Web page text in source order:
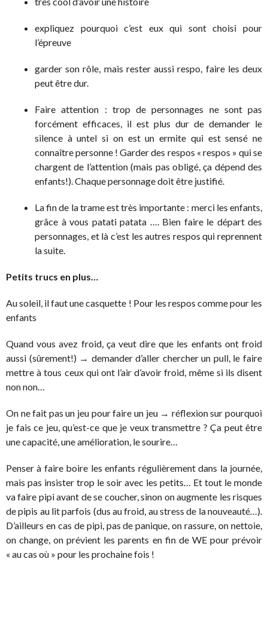
expliquez pourquoi c’est eux qui sont choisi pour
l’épreuve
garder son rôle, mais rester aussi respo, faire les deux
peut être dur.
Faire attention : trop de personnages ne sont pas
forcément efficaces, il est plus dur de demander le
silence à untel si on est un ermite qui est sensé ne
connaître personne ! Garder des respos « respos » qui se
chargent de l’attention (mais pas obligé, ça dépend des
enfants!). Chaque personnage doit être justifié.
La fin de la trame est très importante : merci les enfants,
grâce à vous patati patata …. Bien faire le départ des
personnages, et là c’est les autres respos qui reprennent
la suite.
Petits trucs en plus…
Au soleil, il faut une casquette ! Pour les respos comme pour les
enfants
Quand vous avez froid, ça veut dire que les enfants ont froid
aussi (sûrement!) → demander d’aller chercher un pull, le faire
mettre à tous ceux qui ont l’air d’avoir froid, même si ils disent
non non…
On ne fait pas un jeu pour faire un jeu → réflexion sur pourquoi
je fais ce jeu, qu’est-ce que je veux transmettre ? Ça peut être
une capacité, une amélioration, le sourire…
Penser à faire boire les enfants régulièrement dans la journée,
mais pas insister trop le soir avec les petits… Et tout le monde
va faire pipi avant de se coucher, sinon on augmente les risques
de pipis au lit parfois (dus au froid, au stress de la nouveauté…).
D’ailleurs en cas de pipi, pas de panique, on rassure, on nettoie,
on change, on prévient les parents en fin de WE pour prévoir
« au cas où » pour les prochaine fois !